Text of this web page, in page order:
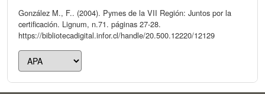
González M., F.. (2004). Pymes de la VII Región: Juntos por la
certificación. Lignum, n.71. páginas 27-28.
https://bibliotecadigital.infor.cl/handle/20.500.12220/12129